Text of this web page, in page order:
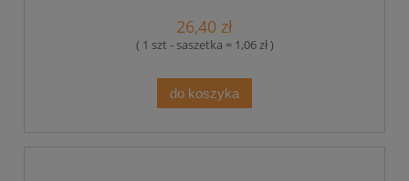
26,40 zł
( 1 szt - saszetka = 1,06 zł )
do koszyka